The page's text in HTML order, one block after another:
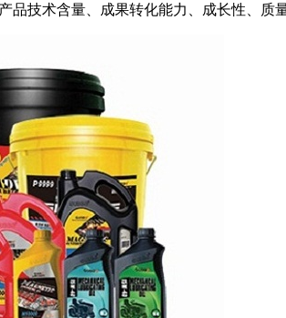
技术含量、成果转化能力、成长性、质